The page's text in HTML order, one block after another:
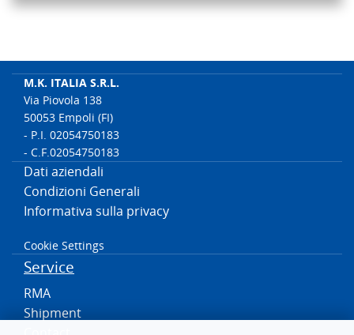
M.K. ITALIA S.R.L.
Via Piovola 138
50053 Empoli (FI)
- P.I. 02054750183
- C.F.02054750183
Dati aziendali
Condizioni Generali
Informativa sulla privacy
Cookie Settings
Service
RMA
Shipment